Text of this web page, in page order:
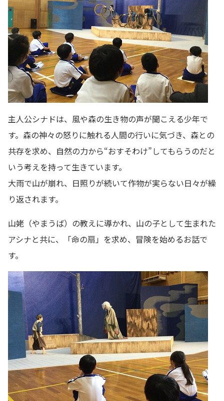
主人公シナドは、風や森の生き物の声が聞こえる少年で
す。森の神々の怒りに触れる人間の行いに気づき、森との
共存を求め、自然の力から“おすそわけ”してもらうのだと
いう考えを持って生きています。
大雨で山が崩れ、日照りが続いて作物が実らない日々が繰
り返されます。
山姥（やまうば）の教えに導かれ、山の子として生まれた
アシナと共に、「命の扇」を求め、冒険を始めるお話で
す。